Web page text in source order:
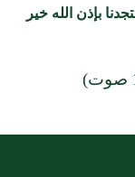
بإذن الله خير